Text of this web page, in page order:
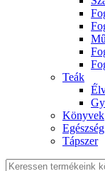
Teák
Könyvek
Tápszer